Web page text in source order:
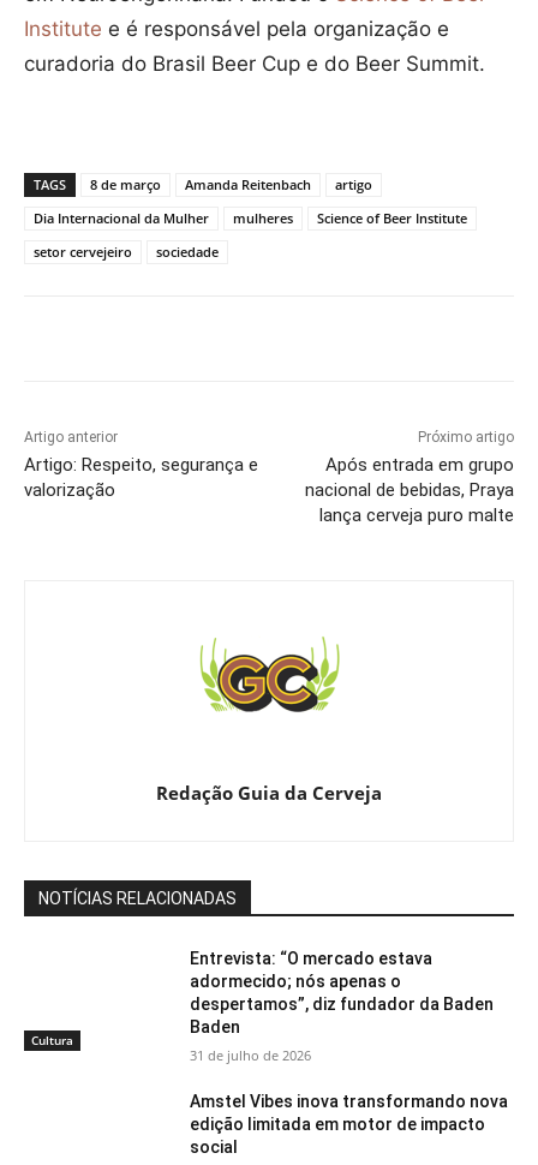
Institute e é responsável pela organização e
curadoria do Brasil Beer Cup e do Beer Summit.
TAGS 8 de março Amanda Reitenbach
artigo
Dia Internacional da Mulher
mulheres
Science of Beer Institute
setor cervejeiro
sociedade
Artigo anterior
Artigo: Respeito, segurança e
valorização
Próximo artigo
Após entrada em grupo
nacional de bebidas, Praya
lança cerveja puro malte
Redação Guia da Cerveja
NOTÍCIAS RELACIONADAS
Cultura
Entrevista: “O mercado estava
adormecido; nós apenas o
despertamos”, diz fundador da Baden
Baden
31 de julho de 2026
Amstel Vibes inova transformando nova
edição limitada em motor de impacto
social